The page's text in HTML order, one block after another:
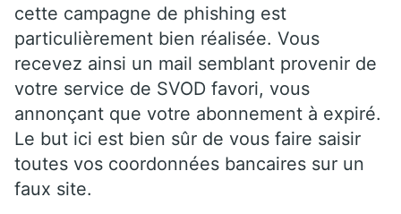
cette campagne de phishing est
particulièrement bien réalisée. Vous
recevez ainsi un mail semblant provenir de
votre service de SVOD favori, vous
annonçant que votre abonnement à expiré.
Le but ici est bien sûr de vous faire saisir
toutes vos coordonnées bancaires sur un
faux site.